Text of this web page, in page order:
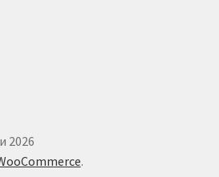
2026
.